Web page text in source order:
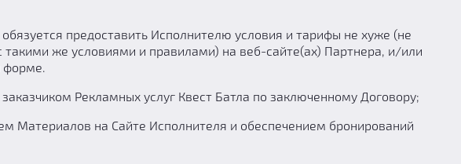
предоставить Исполнителю условия и тарифы не хуже (не
такими же условиями и правилами) на веб-сайте(ах) Партнера, и/или
форме.
Рекламных услуг Квест Батла по заключенному Договору;
Материалов на Сайте Исполнителя и обеспечением бронирований